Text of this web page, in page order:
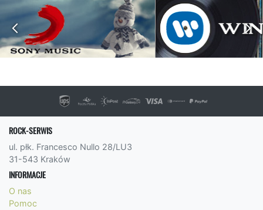
ROCK-SERWIS
ul. płk. Francesco Nullo 28/LU3
31-543 Kraków
INFORMACJE
O nas
Pomoc